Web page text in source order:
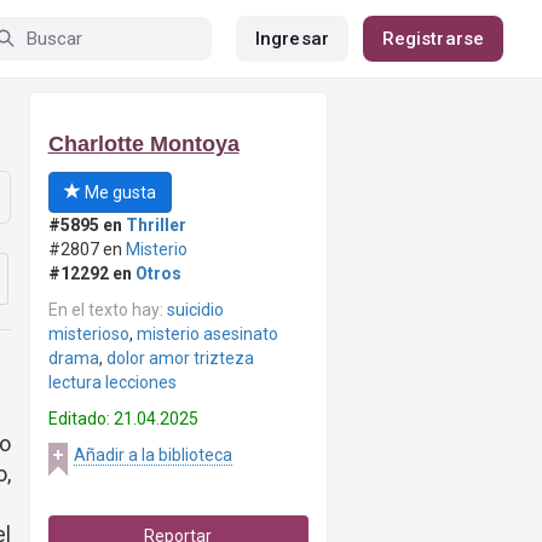
Ingresar Registrarse
Charlotte Montoya
Me gusta
#5895 en Thriller
#2807 en Misterio
#12292 en Otros
En el texto hay: suicidio
misterioso, misterio asesinato
drama, dolor amor trizteza
lectura lecciones
Editado: 21.04.2025
Añadir a la biblioteca
Reportar